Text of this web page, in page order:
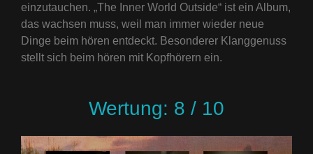
einzutauchen. „The Inner World Outside“ ist ein Album,
das wachsen muss, weil man immer wieder neue
Dinge beim hören entdeckt. Besonderer Klanggenuss
stellt sich beim hören mit Kopfhörern ein.
Wertung: 8 / 10